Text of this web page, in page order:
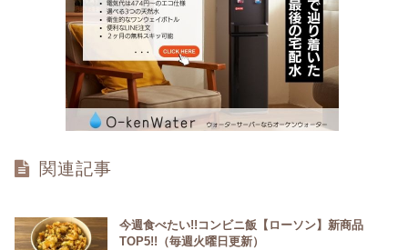
関連記事
今週食べたい!!コンビニ飯【ローソン】新商品
TOP5!!（毎週火曜日更新）